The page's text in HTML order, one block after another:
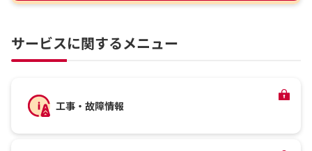
サービスに関するメニュー
工事・故障情報